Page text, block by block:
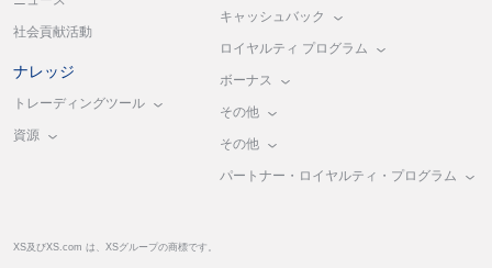
社会貢献活動
ナレッジ
トレーディングツール
資源
キャッシュバック
ロイヤルティ プログラム
ボーナス
その他
その他
パートナー・ロイヤルティ・プログラム
XS及びXS.com は、XSグループの商標です。